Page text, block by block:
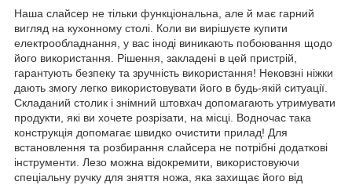
Наша слайсер не тільки функціональна, але й має гарний
вигляд на кухонному столі. Коли ви вирішуєте купити
електрообладнання, у вас іноді виникають побоювання щодо
його використання. Рішення, закладені в цей пристрій,
гарантують безпеку та зручність використання! Нековзні ніжки
дають змогу легко використовувати його в будь-якій ситуації.
Складаний столик і знімний штовхач допомагають утримувати
продукти, які ви хочете розрізати, на місці. Водночас така
конструкція допомагає швидко очистити прилад! Для
встановлення та розбирання слайсера не потрібні додаткові
інструменти. Лезо можна відокремити, використовуючи
спеціальну ручку для зняття ножа, яка захищає його від